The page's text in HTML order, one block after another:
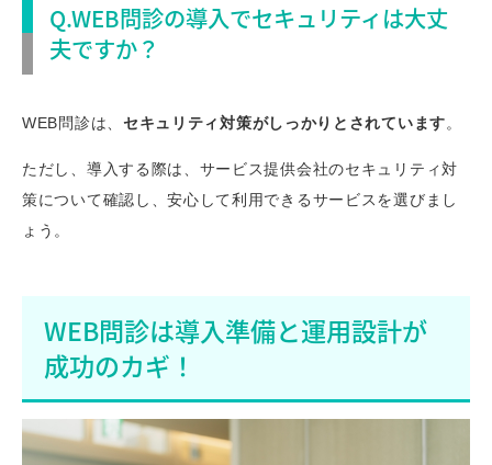
Q.WEB問診の導入でセキュリティは大丈
夫ですか？
WEB問診は、 セキュリティ対策がしっかりとされています。
ただし、導入する際は、サービス提供会社のセキュリティ対
策について確認し、安心して利用できるサービスを選びまし
ょう。
WEB問診は導入準備と運用設計が
成功のカギ！